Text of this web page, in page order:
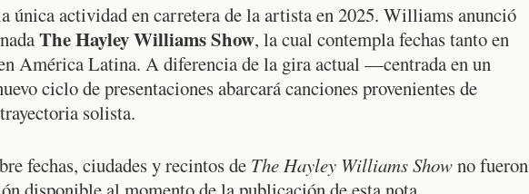
única actividad en carretera de la artista en 2025. Williams anunció
The Hayley Williams Show, la cual contempla fechas tanto en
América Latina. A diferencia de la gira actual —centrada en un
ciclo de presentaciones abarcará canciones provenientes de
solista.
fechas, ciudades y recintos de The Hayley Williams Showno fueron